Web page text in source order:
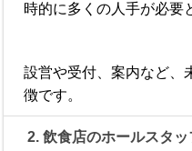
時的に多くの人手が必要
設営や受付、案内など、
徴です。
2. 飲食店のホールスタッ